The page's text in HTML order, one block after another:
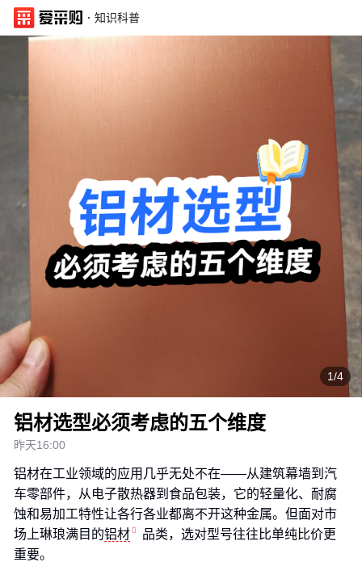
· 知识科普
1/4
铝材选型必须考虑的五个维度
昨天16:00
铝材在工业领域的应用几乎无处不在——从建筑幕墙到汽
车零部件，从电子散热器到食品包装，它的轻量化、耐腐
蚀和易加工特性让各行各业都离不开这种金属。但面对市
场上琳琅满目的铝材
品类，选对型号往往比单纯比价更
重要。